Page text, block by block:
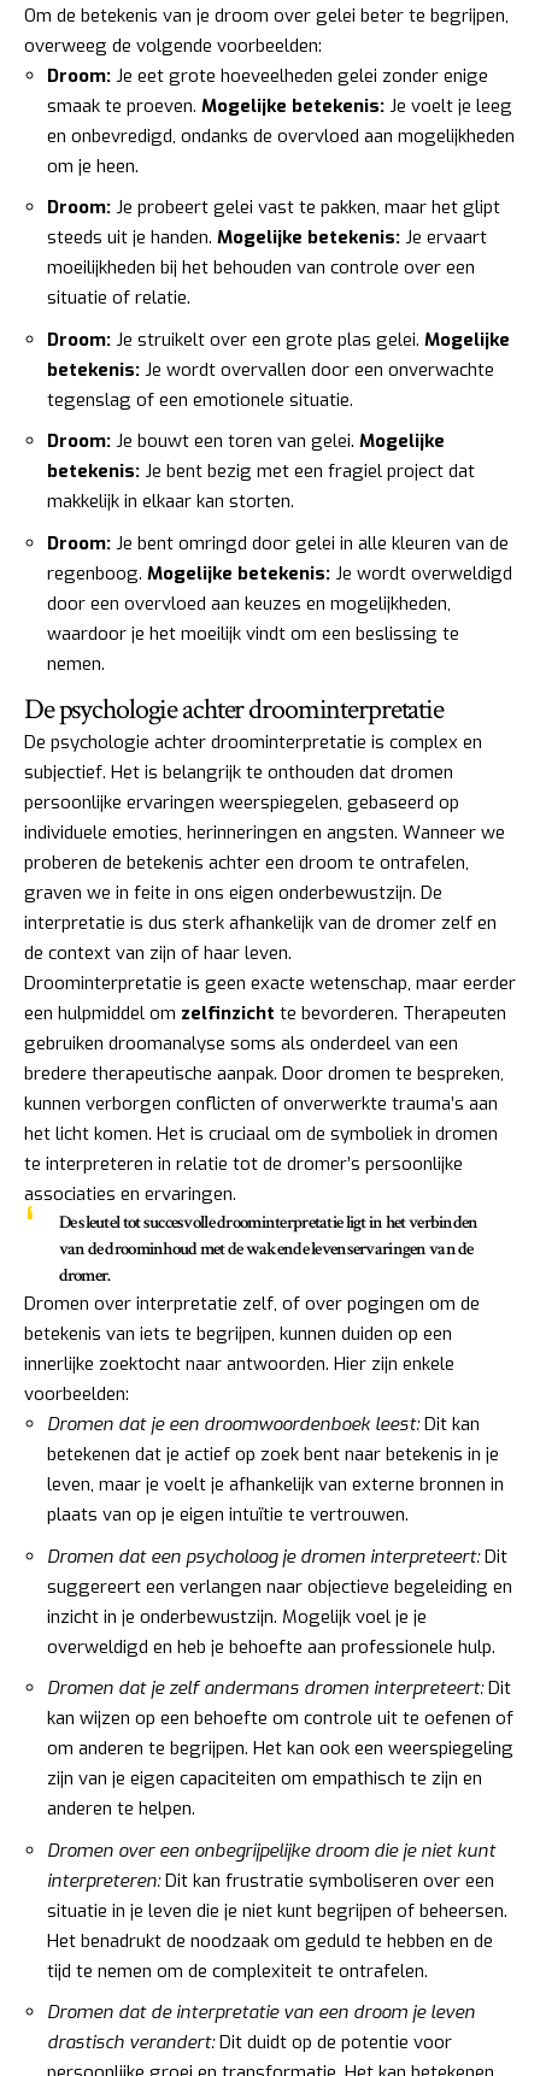
Om de betekenis van je droom over gelei beter te begrijpen,
overweeg de volgende voorbeelden:
Droom: Je eet grote hoeveelheden gelei zonder enige
smaak te proeven. Mogelijke betekenis: Je voelt je leeg
en onbevredigd, ondanks de overvloed aan mogelijkheden
om je heen.
Droom: Je probeert gelei vast te pakken, maar het glipt
steeds uit je handen. Mogelijke betekenis: Je ervaart
moeilijkheden bij het behouden van controle over een
situatie of relatie.
Droom: Je struikelt over een grote plas gelei. Mogelijke
betekenis: Je wordt overvallen door een onverwachte
tegenslag of een emotionele situatie.
Droom: Je bouwt een toren van gelei. Mogelijke
betekenis: Je bent bezig met een fragiel project dat
makkelijk in elkaar kan storten.
Droom: Je bent omringd door gelei in alle kleuren van de
regenboog. Mogelijke betekenis: Je wordt overweldigd
door een overvloed aan keuzes en mogelijkheden,
waardoor je het moeilijk vindt om een beslissing te
nemen.
De psychologie achter droominterpretatie
De psychologie achter droominterpretatie is complex en
subjectief. Het is belangrijk te onthouden dat dromen
persoonlijke ervaringen weerspiegelen, gebaseerd op
individuele emoties, herinneringen en angsten. Wanneer we
proberen de betekenis achter een droom te ontrafelen,
graven we in feite in ons eigen onderbewustzijn. De
interpretatie is dus sterk afhankelijk van de dromer zelf en
de context van zijn of haar leven.
Droominterpretatie is geen exacte wetenschap, maar eerder
een hulpmiddel om zelfinzicht te bevorderen. Therapeuten
gebruiken droomanalyse soms als onderdeel van een
bredere therapeutische aanpak. Door dromen te bespreken,
kunnen verborgen conflicten of onverwerkte trauma’s aan
het licht komen. Het is cruciaal om de symboliek in dromen
te interpreteren in relatie tot de dromer’s persoonlijke
associaties en ervaringen.
De sleutel tot succesvolle droominterpretatie ligt in het verbinden
van de droominhoud met de wakende levenservaringen van de
dromer.
Dromen over interpretatie zelf, of over pogingen om de
betekenis van iets te begrijpen, kunnen duiden op een
innerlijke zoektocht naar antwoorden. Hier zijn enkele
voorbeelden:
Dromen dat je een droomwoordenboek leest:Dit kan
betekenen dat je actief op zoek bent naar betekenis in je
leven, maar je voelt je afhankelijk van externe bronnen in
plaats van op je eigen intuïtie te vertrouwen.
Dromen dat een psycholoog je dromen interpreteert:Dit
suggereert een verlangen naar objectieve begeleiding en
inzicht in je onderbewustzijn. Mogelijk voel je je
overweldigd en heb je behoefte aan professionele hulp.
Dromen dat je zelf andermans dromen interpreteert:Dit
kan wijzen op een behoefte om controle uit te oefenen of
om anderen te begrijpen. Het kan ook een weerspiegeling
zijn van je eigen capaciteiten om empathisch te zijn en
anderen te helpen.
Dromen over een onbegrijpelijke droom die je niet kunt
interpreteren:Dit kan frustratie symboliseren over een
situatie in je leven die je niet kunt begrijpen of beheersen.
Het benadrukt de noodzaak om geduld te hebben en de
tijd te nemen om de complexiteit te ontrafelen.
Dromen dat de interpretatie van een droom je leven
drastisch verandert:Dit duidt op de potentie voor